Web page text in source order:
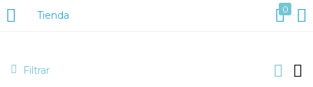
Tienda 0
Filtrar